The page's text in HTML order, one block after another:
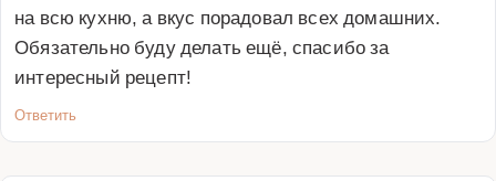
на всю кухню, а вкус порадовал всех домашних.
Обязательно буду делать ещё, спасибо за
интересный рецепт!
Ответить